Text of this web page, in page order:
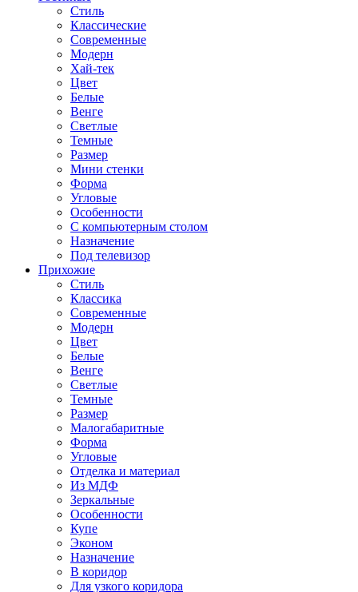
Стиль
Классические
Современные
Модерн
Хай-тек
Цвет
Белые
Венге
Светлые
Темные
Размер
Мини стенки
Форма
Угловые
Особенности
С компьютерным столом
Назначение
Под телевизор
Прихожие
Стиль
Классика
Современные
Модерн
Цвет
Белые
Венге
Светлые
Темные
Размер
Малогабаритные
Форма
Угловые
Отделка и материал
Из МДФ
Зеркальные
Особенности
Купе
Эконом
Назначение
В коридор
Для узкого коридора